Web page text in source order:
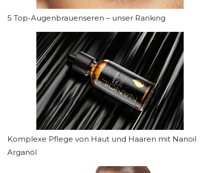
5 Top-Augenbrauenseren – unser Ranking
Komplexe Pflege von Haut und Haaren mit Nanoil
Arganöl